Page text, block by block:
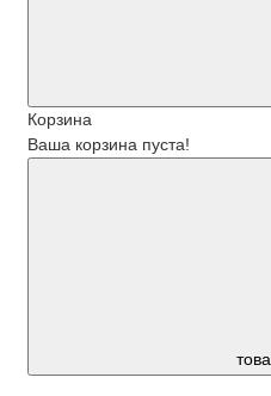
Корзина
Ваша корзина пуста!